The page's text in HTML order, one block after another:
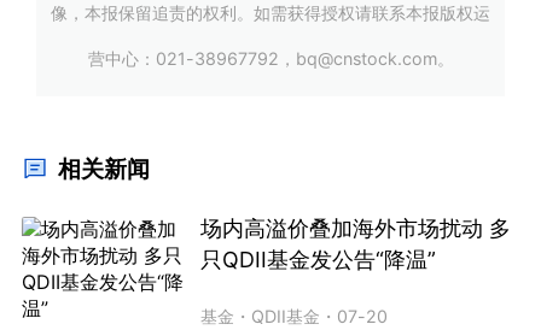
像，本报保留追责的权利。如需获得授权请联系本报版权运
营中心：021-38967792，bq@cnstock.com。
相关新闻
场内高溢价叠加海外市场扰动 多
只QDII基金发公告“降温”
基金 ・ QDII基金 ・ 07-20